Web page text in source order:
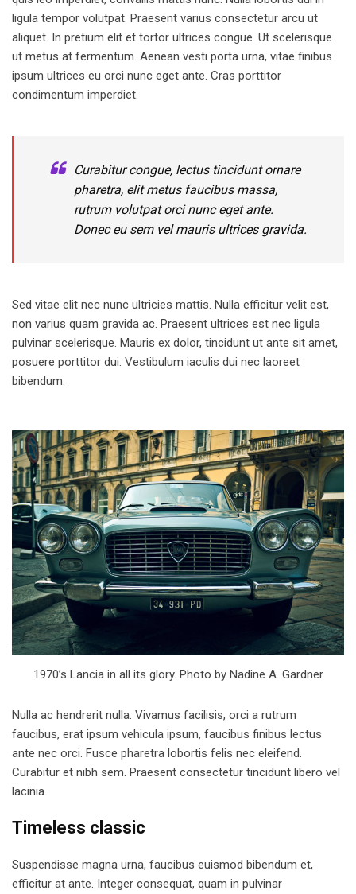
ligula tempor volutpat. Praesent varius consectetur arcu ut
aliquet. In pretium elit et tortor ultrices congue. Ut scelerisque
ut metus at fermentum. Aenean vesti porta urna, vitae finibus
ipsum ultrices eu orci nunc eget ante. Cras porttitor
condimentum imperdiet.
Curabitur congue, lectus tincidunt ornare
pharetra, elit metus faucibus massa,
rutrum volutpat orci nunc eget ante.
Donec eu sem vel mauris ultrices gravida.
Sed vitae elit nec nunc ultricies mattis. Nulla efficitur velit est,
non varius quam gravida ac. Praesent ultrices est nec ligula
pulvinar scelerisque. Mauris ex dolor, tincidunt ut ante sit amet,
posuere porttitor dui. Vestibulum iaculis dui nec laoreet
bibendum.
1970’s Lancia in all its glory. Photo by Nadine A. Gardner
Nulla ac hendrerit nulla. Vivamus facilisis, orci a rutrum
faucibus, erat ipsum vehicula ipsum, faucibus finibus lectus
ante nec orci. Fusce pharetra lobortis felis nec eleifend.
Curabitur et nibh sem. Praesent consectetur tincidunt libero vel
lacinia.
Timeless classic
Suspendisse magna urna, faucibus euismod bibendum et,
efficitur at ante. Integer consequat, quam in pulvinar